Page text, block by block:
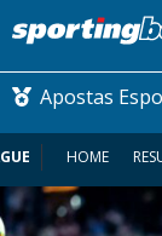
Apostas
HOME